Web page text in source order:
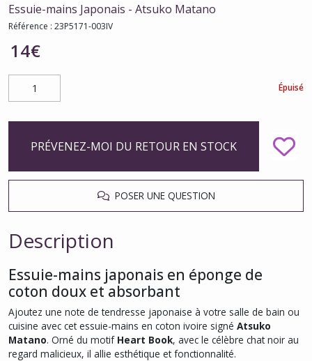
Essuie-mains Japonais - Atsuko Matano
Référence : 23P5171-003IV
14€
Épuisé
PRÉVENEZ-MOI DU RETOUR EN STOCK
POSER UNE QUESTION
Description
Essuie-mains japonais en éponge de
coton doux et absorbant
Ajoutez une note de tendresse japonaise à votre salle de bain ou
cuisine avec cet essuie-mains en coton ivoire signé Atsuko
Matano. Orné du motif Heart Book, avec le célèbre chat noir au
regard malicieux, il allie esthétique et fonctionnalité.